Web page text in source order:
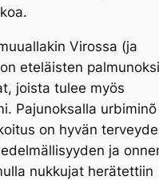
Virossa (ja
eteläisten
joista tulee myös
Pajunoksalla urbiminõ
on hyvän
ja
nukkujat herätettiin